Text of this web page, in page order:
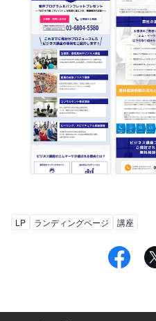
LP ランディングページ 講座